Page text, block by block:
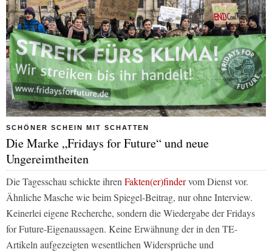
SCHÖNER SCHEIN MIT SCHATTEN
Die Marke „Fridays for Future“ und neue
Ungereimtheiten
Die Tagesschau schickte ihren Fakten(er)findervom Dienst vor.
Ähnliche Masche wie beim Spiegel-Beitrag, nur ohne Interview.
Keinerlei eigene Recherche, sondern die Wiedergabe der Fridays
for Future-Eigenaussagen. Keine Erwähnung der in den TE-
Artikeln aufgezeigten wesentlichen Widersprüche und